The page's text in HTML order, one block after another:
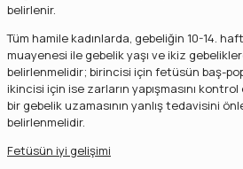
belirlenir.
Tüm hamile kadınlarda, gebeliğin 10-14.
muayenesi ile gebelik yaşı ve ikiz
belirlenmelidir; birincisi için fetüsün baş-
ikincisi için ise zarların yapışmasını
bir gebelik uzamasının yanlış tedavisini
belirlenmelidir.
Fetüsün iyi gelişimi